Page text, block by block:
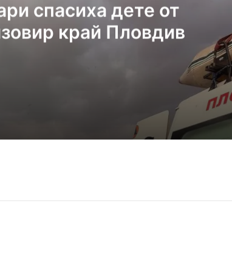
спасиха дете от
край Пловдив
Пожарникари спасиха дете от водите на язовир край Пловдив